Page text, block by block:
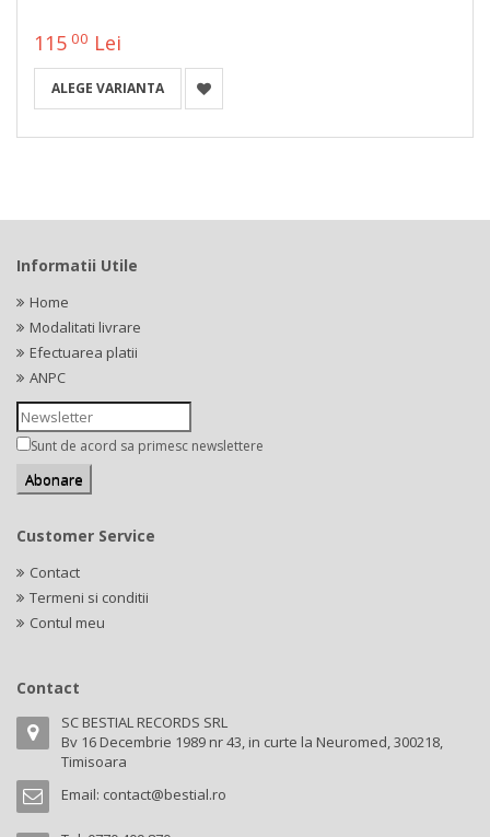
115 00 Lei
ALEGE VARIANTA
Informatii Utile
Home
Modalitati livrare
Efectuarea platii
ANPC
Sunt de acord sa primesc newslettere
Customer Service
Contact
Termeni si conditii
Contul meu
Contact
SC BESTIAL RECORDS SRL
Bv 16 Decembrie 1989 nr 43, in curte la Neuromed, 300218,
Timisoara
Email: contact@bestial.ro